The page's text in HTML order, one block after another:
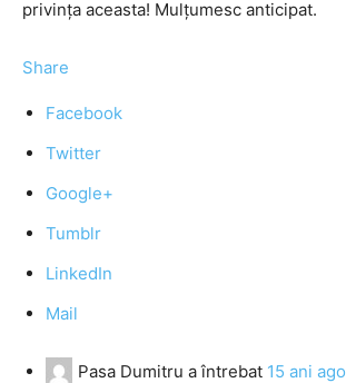
privinţa aceasta! Mulţumesc anticipat.
Share
Facebook
Twitter
Google+
Tumblr
LinkedIn
Mail
Pasa Dumitru a întrebat 15 ani ago